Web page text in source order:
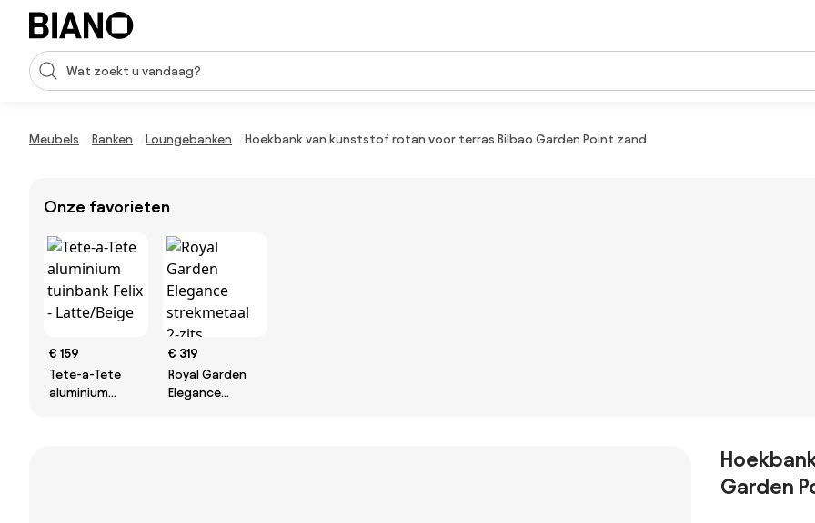
Navigatie overslaan, naar inhoud springen
Zoekopdracht invoeren
Meubels Banken Loungebanken Hoekbank van kunststof rotan voor terras Bilbao Garden Point zand
Onze favorieten
€ 159
Tete-a-Tete
aluminium
€ 319
Royal Garden
Elegance
Garden